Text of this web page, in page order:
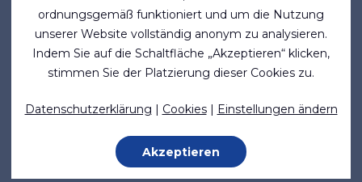
Neuigkeiten
Normen & Standards
Marktsegmente
Marine
Medizin
Arbeitsschutz
ordnungsgemäß funktioniert und um die Nutzung
unserer Website vollständig anonym zu analysieren.
Indem Sie auf die Schaltfläche „Akzeptieren“ klicken,
stimmen Sie der Platzierung dieser Cookies zu.
Datenschutzerklärung | Cookies| Einstellungen ändern
Akzeptieren